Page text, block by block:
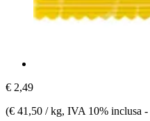
€ 2,49
(€ 41,50 / kg, IVA 10% inclusa -